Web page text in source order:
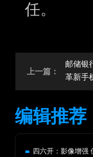
任。
上一篇：
邮储银
革新手
编辑推荐